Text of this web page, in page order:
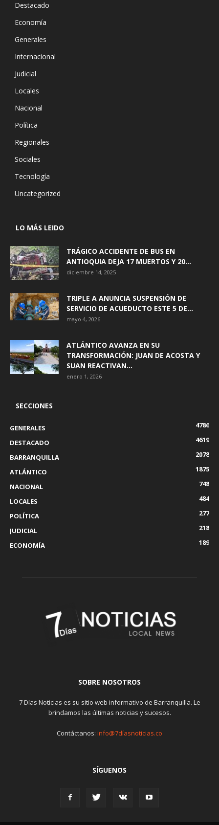
Destacado
Economía
Generales
Internacional
Judicial
Locales
Nacional
Política
Regionales
Sociales
Tecnología
Uncategorized
LO MÁS LEIDO
TRÁGICO ACCIDENTE DE BUS EN
ANTIOQUIA DEJA 17 MUERTOS Y 20...
diciembre 14, 2025
TRIPLE A ANUNCIA SUSPENSIÓN DE
SERVICIO DE ACUEDUCTO ESTE 5 DE...
mayo 4, 2026
ATLÁNTICO AVANZA EN SU
TRANSFORMACIÓN: JUAN DE ACOSTA Y
SUAN REACTIVAN...
enero 1, 2026
SECCIONES
GENERALES
4786
DESTACADO
4619
BARRANQUILLA
2078
ATLÁNTICO
1875
NACIONAL
748
LOCALES
484
POLÍTICA
277
JUDICIAL
218
ECONOMÍA
189
SOBRE NOSOTROS
7 Días Noticias es su sitio web informativo de Barranquilla. Le
brindamos las últimas noticias y sucesos.
Contáctanos: info@7díasnoticias.co
SÍGUENOS